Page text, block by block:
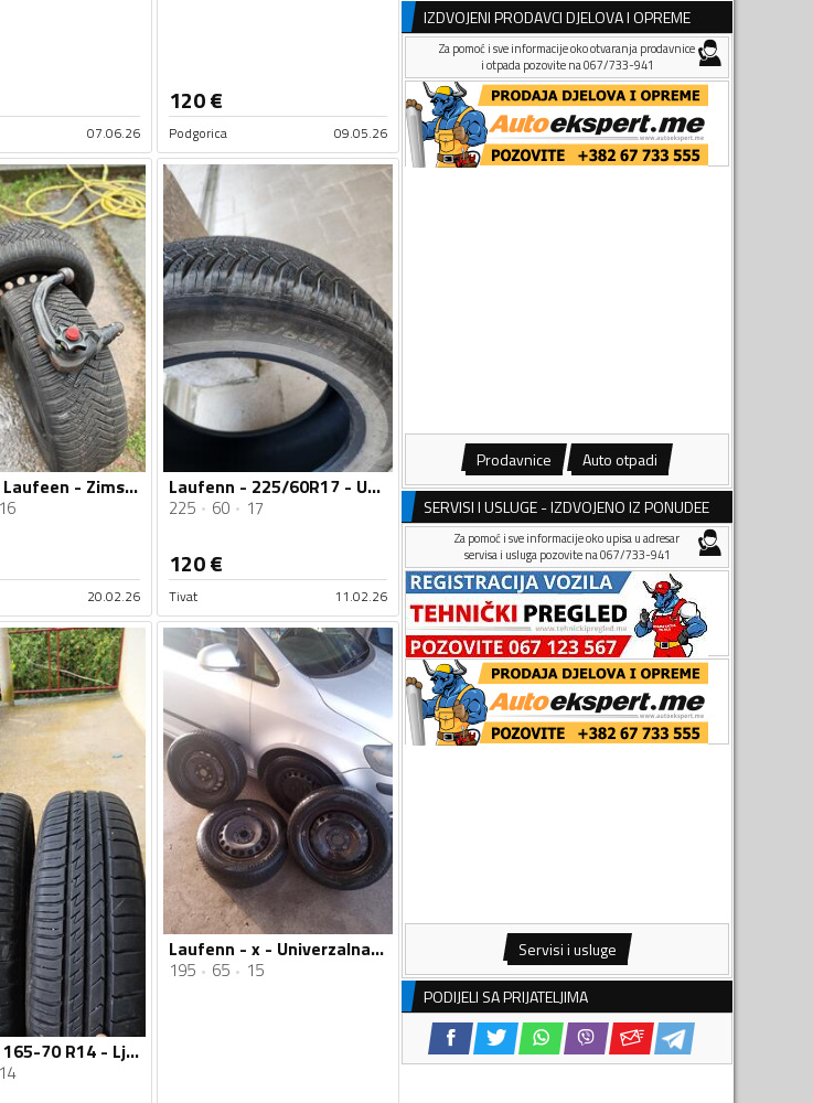
07.06.26
120€
Podgorica 09.05.26
Laufenn - Laufeen - Zimska guma
16
20.02.26
Laufenn - 225/60R17 - Univerzalna guma
225 60 17
120€
Tivat 11.02.26
Laufenn - 165-70 R14 - Ljetnja guma
14
Laufenn - x - Univerzalna guma
195 65 15
IZDVOJENI PRODAVCI DJELOVA I OPREME
Za pomoć i sve informacije oko otvaranja prodavnice
i otpada pozovite na 067/733-941
Prodavnice Auto otpadi
SERVISI I USLUGE - IZDVOJENO IZ PONUDEE
Za pomoć i sve informacije oko upisa u adresar
servisa i usluga pozovite na 067/733-941
Servisi i usluge
PODIJELI SA PRIJATELJIMA